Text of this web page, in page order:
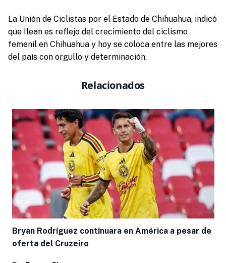
La Unión de Ciclistas por el Estado de Chihuahua, indicó
que Ilean es reflejo del crecimiento del ciclismo
femenil en Chihuahua y hoy se coloca entre las mejores
del país con orgullo y determinación.
Relacionados
Bryan Rodríguez continuara en América a pesar de
oferta del Cruzeiro